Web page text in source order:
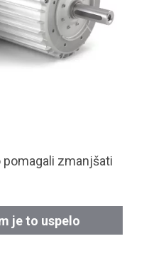
zmanjšati
je to uspelo